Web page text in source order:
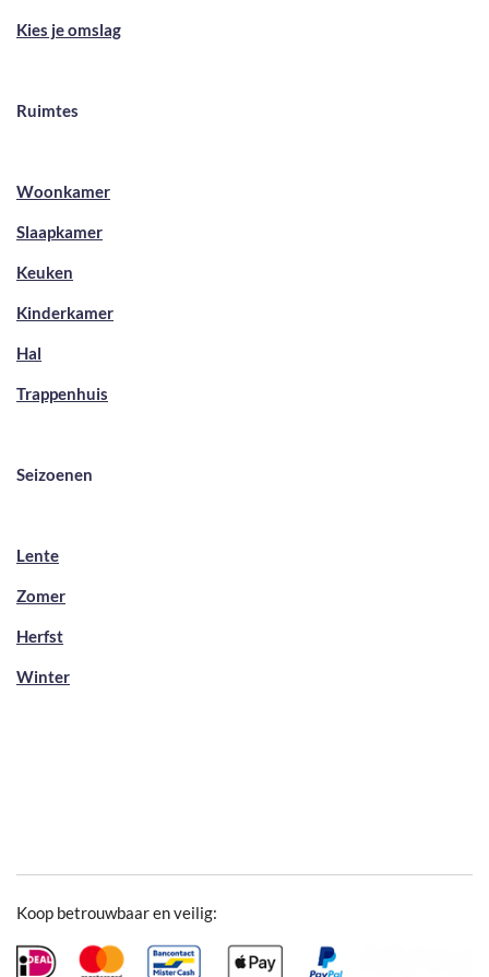
Kies je omslag
Ruimtes
Woonkamer
Slaapkamer
Keuken
Kinderkamer
Hal
Trappenhuis
Seizoenen
Lente
Zomer
Herfst
Winter
Koop betrouwbaar en veilig: